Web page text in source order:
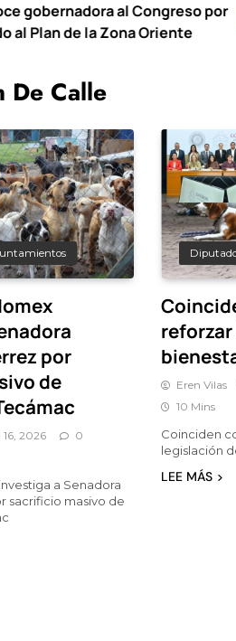
al Congreso por
Oriente
De Calle
por
de
2026
0
a Senadora
sacrificio masivo de
Eren Vilas
10 Mins
Coinciden
legislación
LEE MÁS